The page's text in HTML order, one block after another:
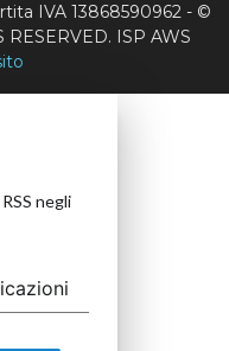
IVA 13868590962 - ©
ISP AWS
negli